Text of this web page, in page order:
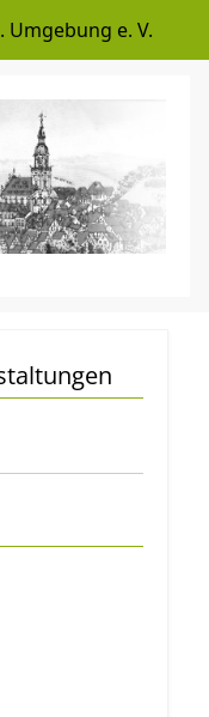
e. V.